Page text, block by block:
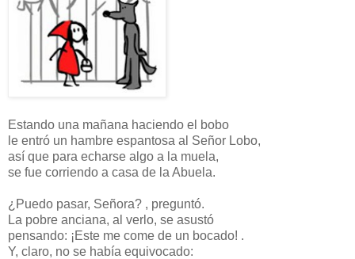
Estando una mañana haciendo el bobo
le entró un hambre espantosa al Señor Lobo,
así que para echarse algo a la muela,
se fue corriendo a casa de la Abuela.
¿Puedo pasar, Señora? , preguntó.
La pobre anciana, al verlo, se asustó
pensando: ¡Este me come de un bocado! .
Y, claro, no se había equivocado: